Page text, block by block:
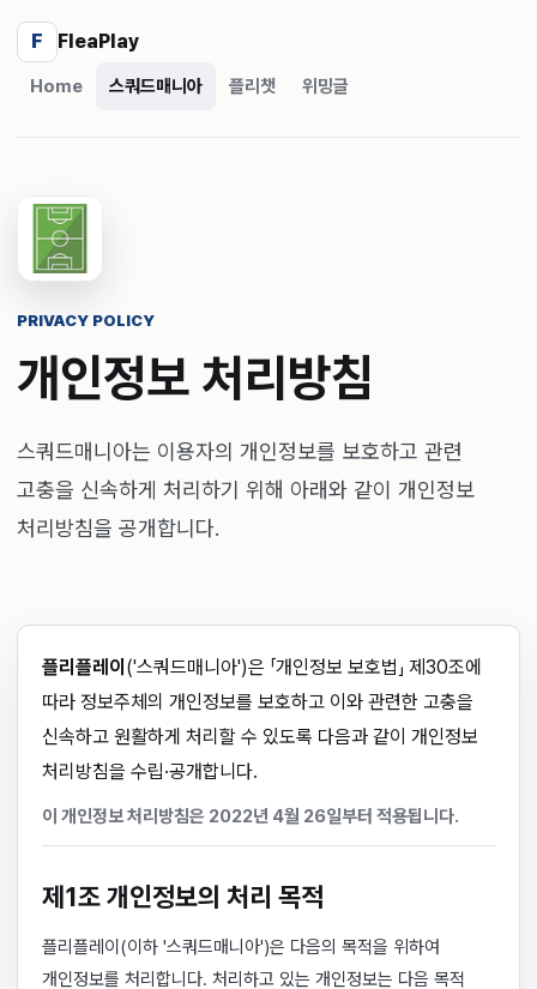
F FleaPlay
Home 스쿼드매니아 플리챗 위밍글
PRIVACY POLICY
개인정보 처리방침
스쿼드매니아는 이용자의 개인정보를 보호하고 관련
고충을 신속하게 처리하기 위해 아래와 같이 개인정보
처리방침을 공개합니다.
플리플레이 ('스쿼드매니아')은 「개인정보 보호법」 제30조에
따라 정보주체의 개인정보를 보호하고 이와 관련한 고충을
신속하고 원활하게 처리할 수 있도록 다음과 같이 개인정보
처리방침을 수립·공개합니다.
이 개인정보 처리방침은 2022년 4월 26일부터 적용됩니다.
제1조 개인정보의 처리 목적
플리플레이(이하 '스쿼드매니아')은 다음의 목적을 위하여
개인정보를 처리합니다. 처리하고 있는 개인정보는 다음 목적